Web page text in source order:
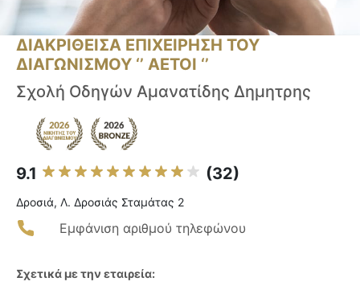
ΔΙΑΚΡΙΘΕΙΣΑ ΕΠΙΧΕΙΡΗΣΗ ΤΟΥ
ΔΙΑΓΩΝΙΣΜΟΥ ‘’ ΑΕΤΟΙ ‘’
Σχολή Οδηγών Αμανατίδης Δημητρης
9.1 (32)
Δροσιά, Λ. Δροσιάς Σταμάτας 2
Εμφάνιση αριθμού τηλεφώνου
Σχετικά με την εταιρεία: